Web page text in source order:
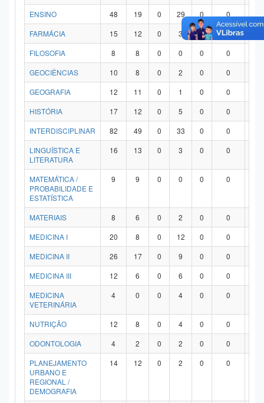
ENSINO
48 19 0 29 0 0
FARMÁCIA
15 12 0 3 0 0
FILOSOFIA
8 8 0 0 0 0
GEOCIÊNCIAS
10 8 0 2 0 0
GEOGRAFIA
12 11 0 1 0 0
HISTÓRIA
17 12 0 5 0 0
INTERDISCIPLINAR
82 49 0 33 0 0
LINGUÍSTICA E
LITERATURA
16 13 0 3 0 0
MATEMÁTICA /
PROBABILIDADE E
ESTATÍSTICA
9 9 0 0 0 0
MATERIAIS 8 6 0 2 0 0
MEDICINA I
20 8 0 12 0 0
MEDICINA II
26 17 0 9 0 0
MEDICINA III
12 6 0 6 0 0
MEDICINA
VETERINÁRIA
4 0 0 4 0 0
NUTRIÇÃO 12 8 0 4 0 0
ODONTOLOGIA
4 2 0 2 0 0
PLANEJAMENTO
URBANO E
REGIONAL /
DEMOGRAFIA
14 12 0 2 0 0